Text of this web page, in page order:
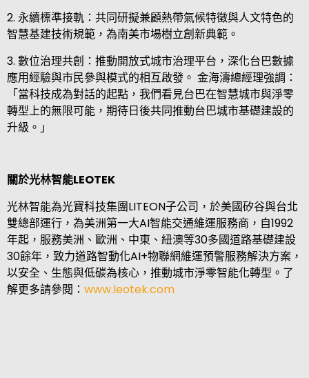
2. 永續標準接軌：共同研擬兼顧熱帶氣候特徵與人文特色的
智慧基建技術規範，為南美市場樹立創新典範。
3. 數位治理共創 ：推動開放式城市治理平台，深化台巴數據
應用經驗與市民參與模式的相互啟發。 金海濤總經理強調：
「當科技成為對話的起點，我們看見台巴在智慧城市與淨零
轉型上的無限可能，期待日後共同推動台巴城市基礎建設的
升級。」
關於光林智能LEOTEK
光林智能為光寶科技集團LITEON子公司，於美國矽谷與台北
雙總部運行，為美洲第一大AI智能交通維運服務商，自1992
年起，服務美洲、歐洲、中東、紐澳等30多國道路基礎建設
30餘年，致力道路智動化AI+物聯網維運預警服務解決方案，
以安全、生態與低碳為核心，推動城市淨零智能化轉型。了
解更多請參閱： www.leotek.com